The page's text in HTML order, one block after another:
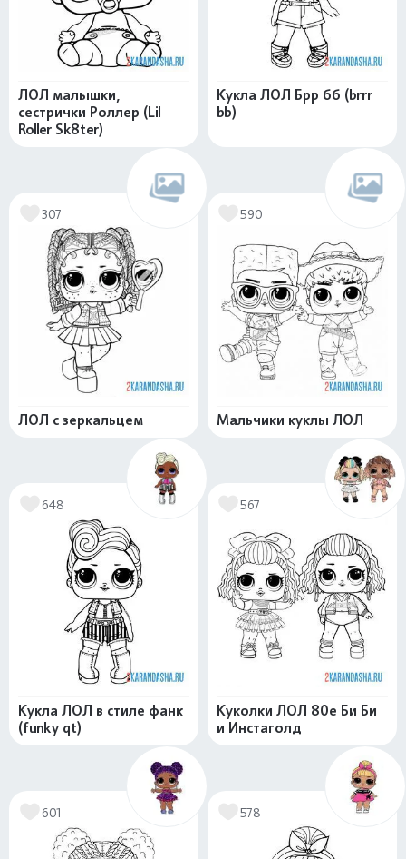
ЛОЛ малышки,
сестрички Роллер (Lil
Roller Sk8ter)
Кукла ЛОЛ Брр бб (brrr
bb)
307
ЛОЛ с зеркальцем
590
Мальчики куклы ЛОЛ
648
Кукла ЛОЛ в стиле фанк
(funky qt)
567
Куколки ЛОЛ 80е Би Би
и Инстаголд
601 578